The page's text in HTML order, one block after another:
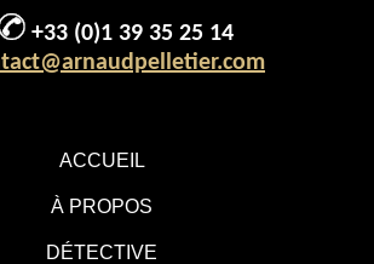
ACCUEIL
À PROPOS
DÉTECTIVE
+33 (0)1 39 35 25 14